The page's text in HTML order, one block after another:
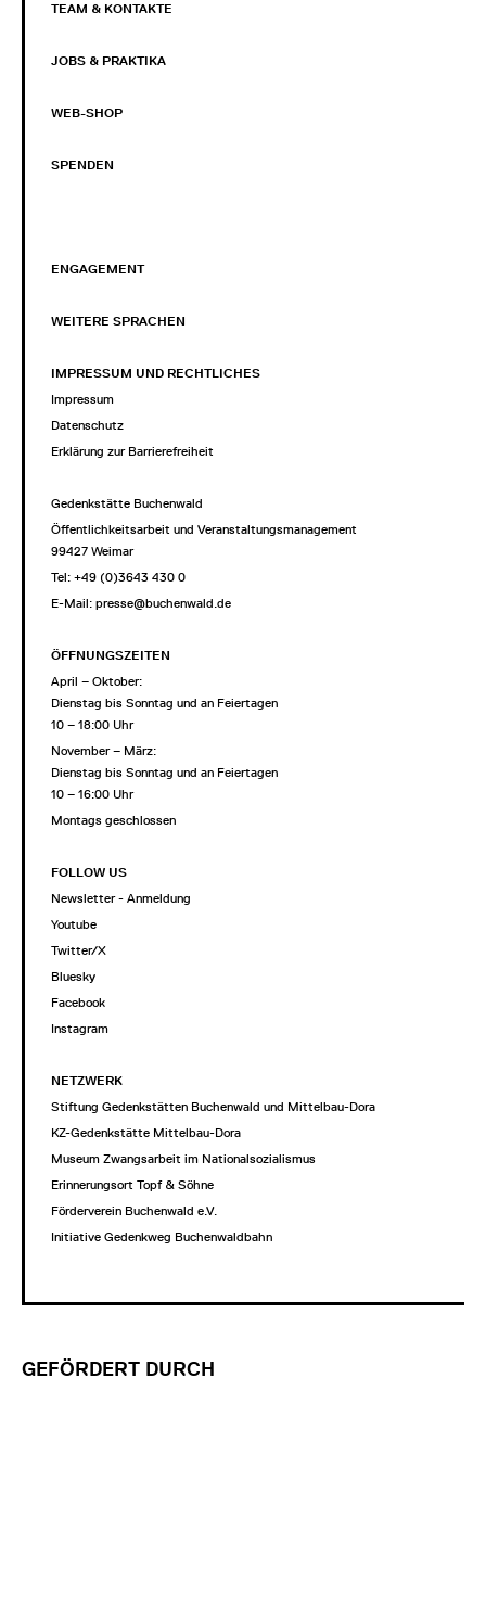
TEAM & KONTAKTE
JOBS & PRAKTIKA
WEB-SHOP
SPENDEN
ENGAGEMENT
WEITERE SPRACHEN
IMPRESSUM UND RECHTLICHES
Impressum
Datenschutz
Erklärung zur Barrierefreiheit
Gedenkstätte Buchenwald
Öffentlichkeitsarbeit und Veranstaltungsmanagement
99427 Weimar
Tel: +49 (0)3643 430 0
E-Mail: presse@buchenwald.de
ÖFFNUNGSZEITEN
April – Oktober:
Dienstag bis Sonntag und an Feiertagen
10 – 18:00 Uhr
November – März:
Dienstag bis Sonntag und an Feiertagen
10 – 16:00 Uhr
Montags geschlossen
FOLLOW US
Newsletter - Anmeldung
Youtube
Twitter/X
Bluesky
Facebook
Instagram
NETZWERK
Stiftung Gedenkstätten Buchenwald und Mittelbau-Dora
KZ-Gedenkstätte Mittelbau-Dora
Museum Zwangsarbeit im Nationalsozialismus
Erinnerungsort Topf & Söhne
Förderverein Buchenwald e.V.
Initiative Gedenkweg Buchenwaldbahn
GEFÖRDERT DURCH